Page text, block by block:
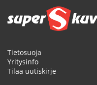
Tietosuoja
Yritysinfo
Tilaa uutiskirje